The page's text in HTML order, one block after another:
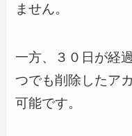
ません。
一方、３０日が経
つでも削除したア
可能です。